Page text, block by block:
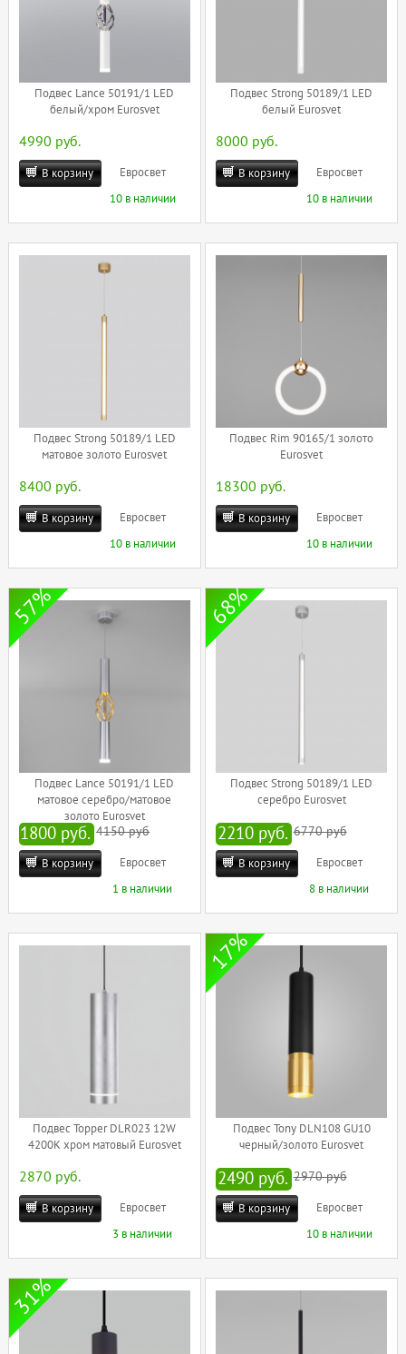
Подвес Lance 50191/1 LED
белый/хром Eurosvet
4990 руб.
В корзину
Евросвет
10 в наличии
Подвес Strong 50189/1 LED
белый Eurosvet
8000 руб.
В корзину
Евросвет
10 в наличии
Подвес Strong 50189/1 LED
матовое золото Eurosvet
8400 руб.
В корзину
Евросвет
10 в наличии
Подвес Rim 90165/1 золото
Eurosvet
18300 руб.
В корзину
Евросвет
10 в наличии
Подвес Lance 50191/1 LED
матовое серебро/матовое
золото Eurosvet
57%
1800 руб. 4150 руб
В корзину
Евросвет
1 в наличии
Подвес Strong 50189/1 LED
серебро Eurosvet
68%
2210 руб. 6770 руб
В корзину
Евросвет
8 в наличии
Подвес Topper DLR023 12W
4200K хром матовый Eurosvet
2870 руб.
В корзину
Евросвет
3 в наличии
Подвес Tony DLN108 GU10
черный/золото Eurosvet
17%
2490 руб. 2970 руб
В корзину
Евросвет
10 в наличии
31%